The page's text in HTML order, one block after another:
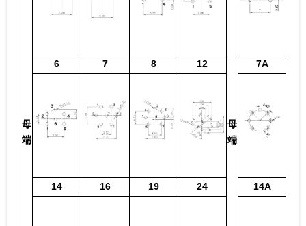
母
端
母
端
6 7 8 12 7A
14 16 19 24 14A